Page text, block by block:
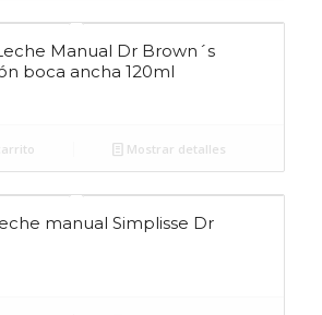
Manual Dr Brown´s
boca ancha 120ml
Mostrar detalles
manual Simplisse Dr